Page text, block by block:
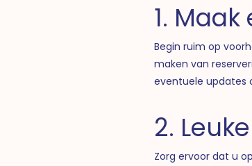
1.
Begin ruim op
maken van
eventuele updates
2.
Zorg ervoor dat u